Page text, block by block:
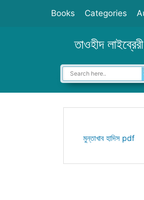
Books Categories
তাওহীদ লাইব্রেরী
মুন্তাখাব হাদিস pdf